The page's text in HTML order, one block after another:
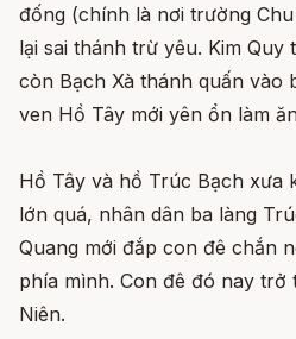
đống (chính là nơi trường
lại sai thánh trừ yêu. Kim Quy
còn Bạch Xà thánh quấn vào
ven Hồ Tây mới yên ổn làm
Hồ Tây và hồ Trúc Bạch xưa
lớn quá, nhân dân ba làng
Quang mới đắp con đê chắn
phía mình. Con đê đó nay
Niên.